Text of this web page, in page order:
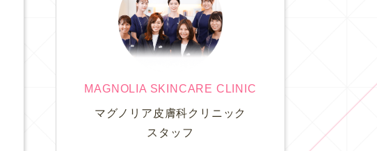
MAGNOLIA SKINCARE CLINIC
マグノリア皮膚科クリニック
スタッフ